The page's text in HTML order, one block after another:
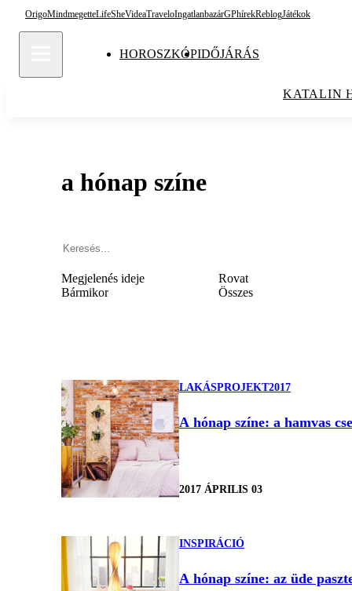
OrigoMindmegetteLifeSheVideaTraveloIngatlanbazárGPhírekReblogJátékok
HOROSZKÓPIDŐJÁRÁS
KATALIN
a hónap színe
Megjelenés ideje
Bármikor
Rovat
Összes
LAKÁSPROJEKT2017
A hónap színe: a hamvas
2017 ÁPRILIS 03
INSPIRÁCIÓ
A hónap színe: az üde